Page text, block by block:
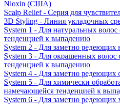
Nioxin (США)
Scalp Relief - Серия для
3D Styling - Линия укладочных
System 1 - Для натуральных
тенденцией к выпадению
System 2 - Для заметно редеющих
System 3 - Для окрашенных волос
тенденцией к выпадению
System 4 - Для заметно редеющих
System 5 - Для химически
намечающейся тенденцией к
System 6 - Для заметно редеющих